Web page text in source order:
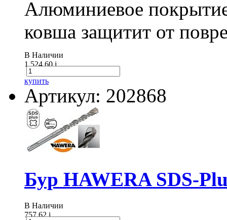
Алюминиевое
ковша защитит от
В Наличии
1 524.60i
купить
Артикул: 202868
Бур HAWERA SDS-
В Наличии
757.62i